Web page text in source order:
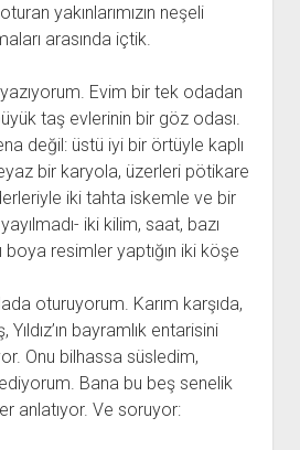
yakınlarımızın neşeli
arasında içtik.
Evim bir tek odadan
taş evlerinin bir göz odası.
değil: üstü iyi bir örtüyle kaplı
bir karyola, üzerleri pötikare
iki tahta iskemle ve bir
iki kilim, saat, bazı
boya resimler yaptığın iki köşe
oturuyorum. Karım karşıda,
bayramlık entarisini
Onu bilhassa süsledim,
Bana bu beş senelik
anlatıyor. Ve soruyor: